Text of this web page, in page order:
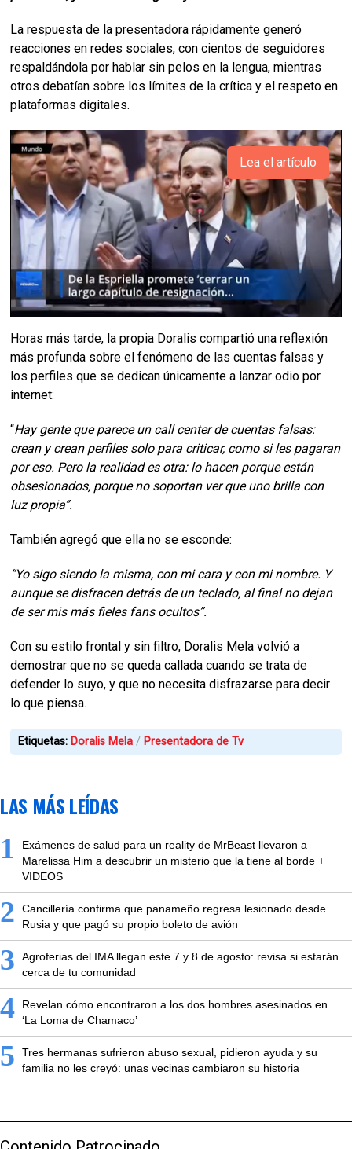
La respuesta de la presentadora rápidamente generó
reacciones en redes sociales, con cientos de seguidores
respaldándola por hablar sin pelos en la lengua, mientras
otros debatían sobre los límites de la crítica y el respeto en
plataformas digitales.
Lea el artículo
Horas más tarde, la propia Doralis compartió una reflexión
más profunda sobre el fenómeno de las cuentas falsas y
los perfiles que se dedican únicamente a lanzar odio por
internet:
“Hay gente que parece un call center de cuentas falsas:
crean y crean perfiles solo para criticar, como si les pagaran
por eso. Pero la realidad es otra: lo hacen porque están
obsesionados, porque no soportan ver que uno brilla con
luz propia”.
También agregó que ella no se esconde:
“Yo sigo siendo la misma, con mi cara y con mi nombre. Y
aunque se disfracen detrás de un teclado, al final no dejan
de ser mis más fieles fans ocultos”.
Con su estilo frontal y sin filtro, Doralis Mela volvió a
demostrar que no se queda callada cuando se trata de
defender lo suyo, y que no necesita disfrazarse para decir
lo que piensa.
Etiquetas: Doralis Mela Presentadora de Tv
LAS MÁS LEÍDAS
1
Exámenes de salud para un reality de MrBeast llevaron a
Marelissa Him a descubrir un misterio que la tiene al borde +
VIDEOS
2
Cancillería confirma que panameño regresa lesionado desde
Rusia y que pagó su propio boleto de avión
3
Agroferias del IMA llegan este 7 y 8 de agosto: revisa si estarán
cerca de tu comunidad
4
Revelan cómo encontraron a los dos hombres asesinados en
‘La Loma de Chamaco’
5
Tres hermanas sufrieron abuso sexual, pidieron ayuda y su
familia no les creyó: unas vecinas cambiaron su historia